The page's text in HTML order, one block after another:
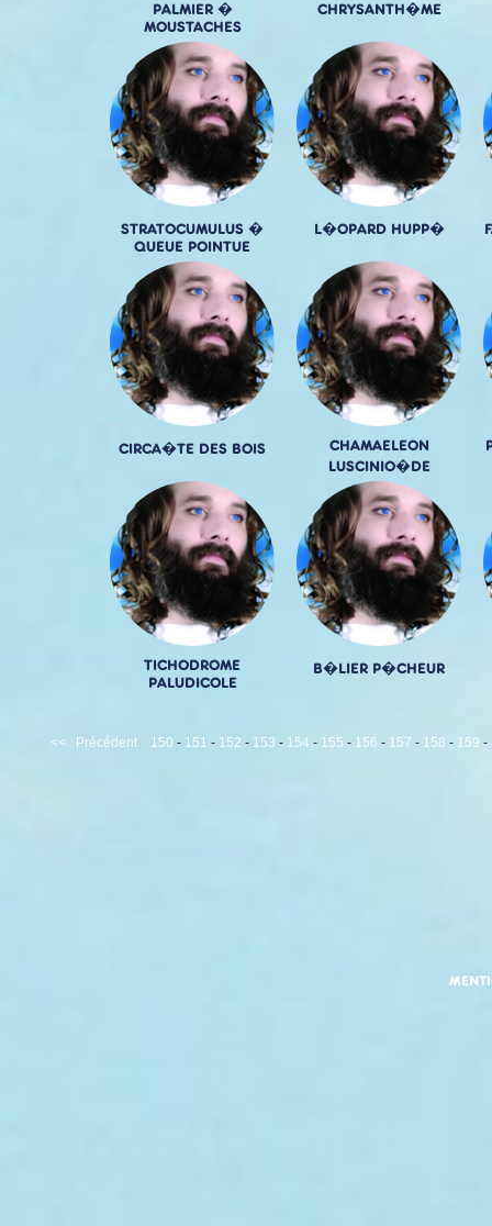
PALMIER �
MOUSTACHES
CHRYSANTH�ME
STRATOCUMULUS �
QUEUE POINTUE
L�OPARD HUPP�
CIRCA�TE DES BOIS
CHAMAELEON
LUSCINIO�DE
TICHODROME
PALUDICOLE
B�LIER P�CHEUR
<< Précédent 150 - 151 - 152 - 153 - 154 - 155 - 156 - 157 - 158 - 159 -